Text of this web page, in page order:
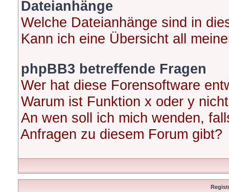
Dateianhänge
Welche Dateianhänge sind in
Kann ich eine Übersicht all
phpBB3 betreffende Fragen
Wer hat diese Forensoftware
Warum ist Funktion x oder y
An wen soll ich mich wenden,
Anfragen zu diesem Forum gibt?